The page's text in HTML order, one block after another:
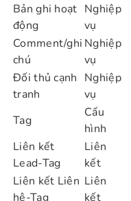
Bản ghi hoạt
động
Nghiệp
vụ
Comment/ghi
chú
Nghiệp
vụ
Đối thủ cạnh
tranh
Nghiệp
vụ
Tag
Cấu
hình
Liên kết
Lead-Tag
Liên
kết
Liên kết Liên
hệ-Tag
Liên
kết